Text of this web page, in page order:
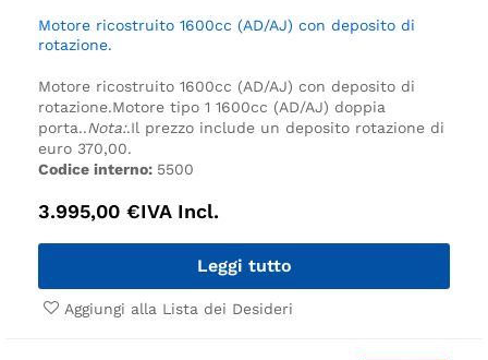
Motore ricostruito 1600cc (AD/AJ) con deposito di
rotazione.
Motore ricostruito 1600cc (AD/AJ) con deposito di
rotazione.Motore tipo 1 1600cc (AD/AJ) doppia
porta..Nota:.Il prezzo include un deposito rotazione di
euro 370,00.
Codice interno: 5500
3.995,00 €IVA Incl.
Leggi tutto
Aggiungi alla Lista dei Desideri